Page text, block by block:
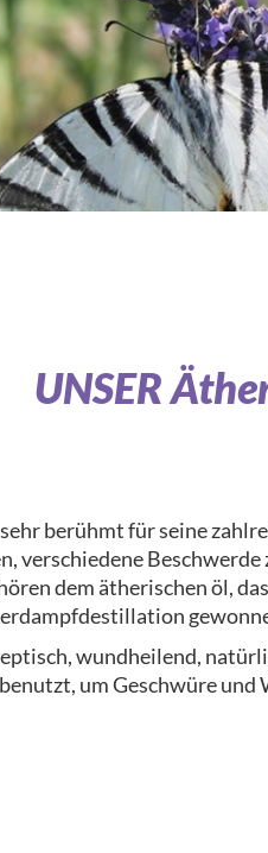
UNSER
berühmt für seine
verschiedene Beschwerde
dem ätherischen öl,
wundheilend,
um Geschwüre und